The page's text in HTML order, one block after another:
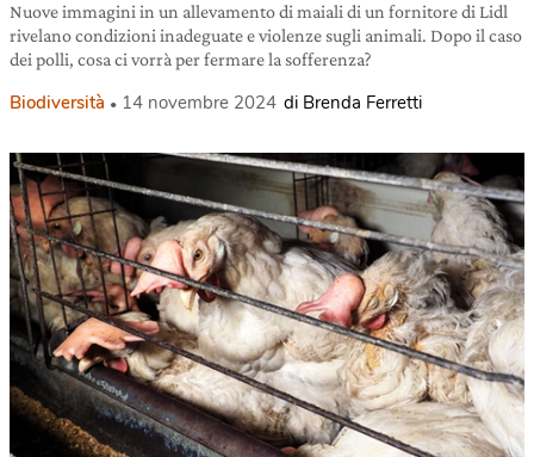
Nuove immagini in un allevamento di maiali di un fornitore di Lidl
rivelano condizioni inadeguate e violenze sugli animali. Dopo il caso
dei polli, cosa ci vorrà per fermare la sofferenza?
Biodiversità 14 novembre 2024 di Brenda Ferretti